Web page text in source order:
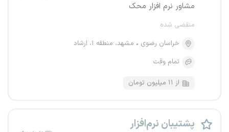
مشاور نرم افزار محک
منقضی شده
خراسان رضوی
مشهد، منطقه ۱، ارشاد
تمام وقت
از ۱۱ میلیون تومان
پشتیبان نرم‌افزار